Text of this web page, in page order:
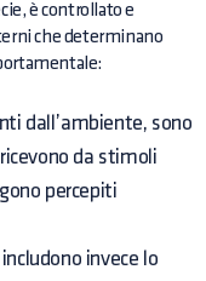
è controllato e
che determinano
dall’ambiente, sono
da stimoli
percepiti
invece lo